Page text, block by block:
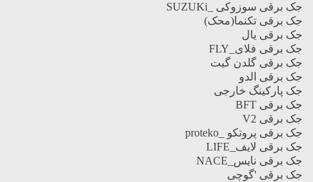
جک برقی سوزوکی _SUZUKi
جک برقی تکنما(محک)
جک برقی یال
جک برقی فلای_FLY
جک برقی گلدن گیت
جک برقی الدو
جک پارکینگ خارجی
جک برقی BFT
جک برقی V2
جک برقی پروتکو _proteko
جک برقی لایف_LIFE
جک برقی نایس_NACE
جک برقی 'گوچی